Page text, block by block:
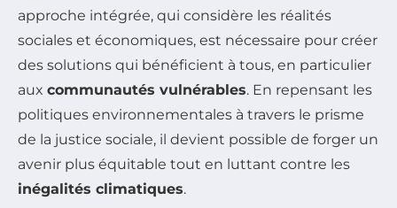
approche intégrée, qui considère les réalités
sociales et économiques, est nécessaire pour créer
des solutions qui bénéficient à tous, en particulier
aux communautés vulnérables. En repensant les
politiques environnementales à travers le prisme
de la justice sociale, il devient possible de forger un
avenir plus équitable tout en luttant contre les
inégalités climatiques.